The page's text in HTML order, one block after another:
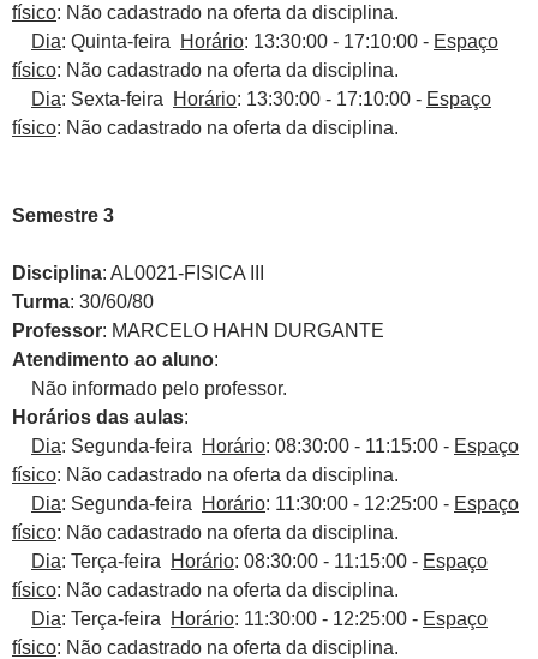
físico: Não cadastrado na oferta da disciplina.
Dia: Quinta-feira Horário: 13:30:00 - 17:10:00 - Espaço
físico: Não cadastrado na oferta da disciplina.
Dia: Sexta-feira Horário: 13:30:00 - 17:10:00 - Espaço
físico: Não cadastrado na oferta da disciplina.
Semestre 3
Disciplina: AL0021-FISICA III
Turma: 30/60/80
Professor: MARCELO HAHN DURGANTE
Atendimento ao aluno:
Não informado pelo professor.
Horários das aulas:
Dia: Segunda-feira Horário: 08:30:00 - 11:15:00 - Espaço
físico: Não cadastrado na oferta da disciplina.
Dia: Segunda-feira Horário: 11:30:00 - 12:25:00 - Espaço
físico: Não cadastrado na oferta da disciplina.
Dia: Terça-feira Horário: 08:30:00 - 11:15:00 - Espaço
físico: Não cadastrado na oferta da disciplina.
Dia: Terça-feira Horário: 11:30:00 - 12:25:00 - Espaço
físico: Não cadastrado na oferta da disciplina.